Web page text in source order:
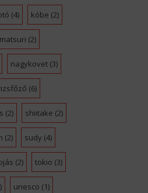
(4) kóbe (2)
matsuri (2)
nagykovet(3)
(6)
(2) shiitake (2)
(2) sudy (4)
(2) tokio (3)
unesco (1)